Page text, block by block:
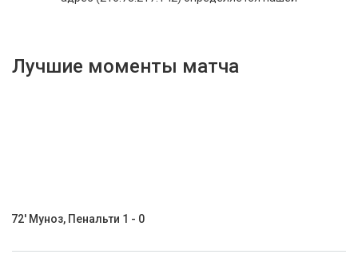
Лучшие моменты матча
72' Муноз, Пенальти 1 - 0